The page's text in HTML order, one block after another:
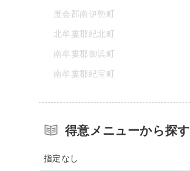
度会郡南伊勢町
北牟婁郡紀北町
南牟婁郡御浜町
南牟婁郡紀宝町
得意メニューから探す
指定なし